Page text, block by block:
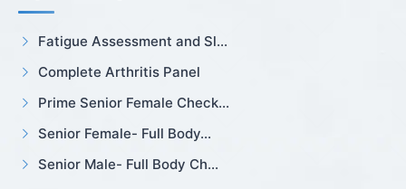
Fatigue Assessment and Sl...
Complete Arthritis Panel
Prime Senior Female Check...
Senior Female- Full Body...
Senior Male- Full Body Ch...